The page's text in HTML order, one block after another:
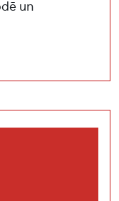
un